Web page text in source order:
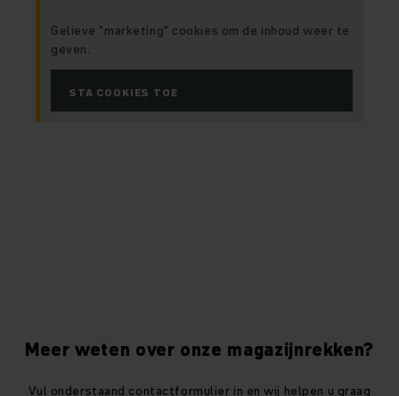
Gelieve "marketing" cookies om de inhoud weer te
geven.
STA COOKIES TOE
Meer weten over onze magazijnrekken?
Vul onderstaand contactformulier in en wij helpen u graag